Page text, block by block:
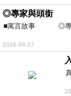
◎專家與頭銜
■寓言故事 ◎專
⊕潘
之谷」裡——
2026-08-07